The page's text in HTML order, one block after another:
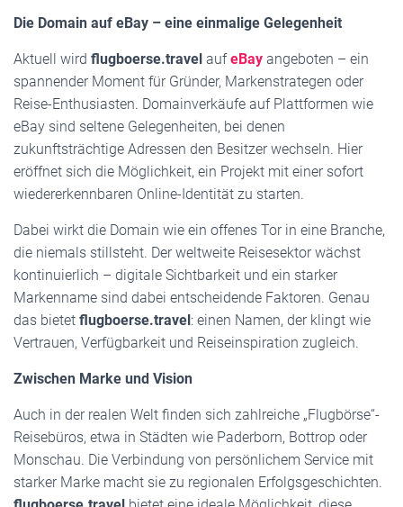
Die Domain auf eBay – eine einmalige Gelegenheit
Aktuell wird flugboerse.travel aufeBay angeboten – ein
spannender Moment für Gründer, Markenstrategen oder
Reise-Enthusiasten. Domainverkäufe auf Plattformen wie
eBay sind seltene Gelegenheiten, bei denen
zukunftsträchtige Adressen den Besitzer wechseln. Hier
eröffnet sich die Möglichkeit, ein Projekt mit einer sofort
wiedererkennbaren Online-Identität zu starten.
Dabei wirkt die Domain wie ein offenes Tor in eine Branche,
die niemals stillsteht. Der weltweite Reisesektor wächst
kontinuierlich – digitale Sichtbarkeit und ein starker
Markenname sind dabei entscheidende Faktoren. Genau
das bietet flugboerse.travel: einen Namen, der klingt wie
Vertrauen, Verfügbarkeit und Reiseinspiration zugleich.
Zwischen Marke und Vision
Auch in der realen Welt finden sich zahlreiche „Flugbörse“-
Reisebüros, etwa in Städten wie Paderborn, Bottrop oder
Monschau. Die Verbindung von persönlichem Service mit
starker Marke macht sie zu regionalen Erfolgsgeschichten.